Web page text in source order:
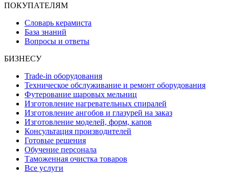
ПОКУПАТЕЛЯМ
Словарь керамиста
База знаний
Вопросы и ответы
БИЗНЕСУ
Trade-in оборудования
Техническое обслуживание и ремонт оборудования
Футерование шаровых мельниц
Изготовление нагревательных спиралей
Изготовление ангобов и глазурей на заказ
Изготовление моделей, форм, капов
Консультация производителей
Готовые решения
Обучение персонала
Таможенная очистка товаров
Все услуги